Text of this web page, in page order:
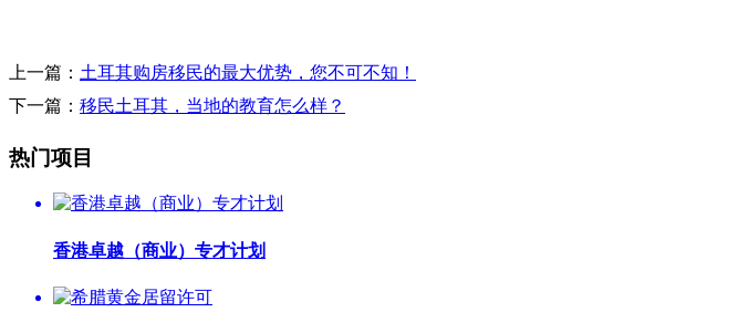
上一篇： 土耳其购房移民的最大优势，您不可不知！
下一篇： 移民土耳其，当地的教育怎么样？
热门项目
香港卓越（商业）专才计划